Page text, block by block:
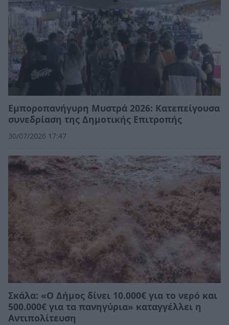
Εμποροπανήγυρη Μυστρά 2026: Κατεπείγουσα
συνεδρίαση της Δημοτικής Επιτροπής
30/07/2026 17:47
Σκάλα: «Ο Δήμος δίνει 10.000€ για το νερό και
500.000€ για τα πανηγύρια» καταγγέλλει η
Αντιπολίτευση